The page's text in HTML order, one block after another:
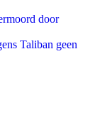
door
Taliban geen